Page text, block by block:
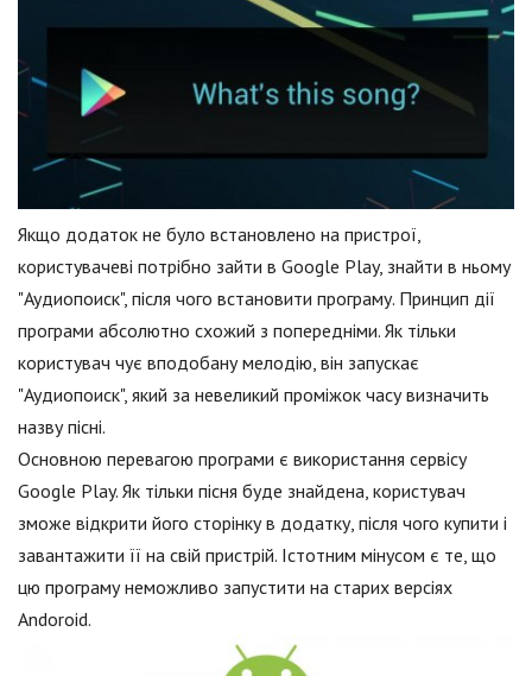
Якщо додаток не було встановлено на пристрої,
користувачеві потрібно зайти в Google Play, знайти в ньому
"Аудиопоиск", після чого встановити програму. Принцип дії
програми абсолютно схожий з попередніми. Як тільки
користувач чує вподобану мелодію, він запускає
"Аудиопоиск", який за невеликий проміжок часу визначить
назву пісні.
Основною перевагою програми є використання сервісу
Google Play. Як тільки пісня буде знайдена, користувач
зможе відкрити його сторінку в додатку, після чого купити і
завантажити її на свій пристрій. Істотним мінусом є те, що
цю програму неможливо запустити на старих версіях
Andoroid.